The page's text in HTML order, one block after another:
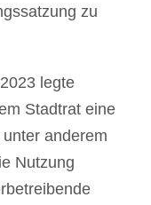
zu
legte
Stadtrat eine
anderem
Nutzung